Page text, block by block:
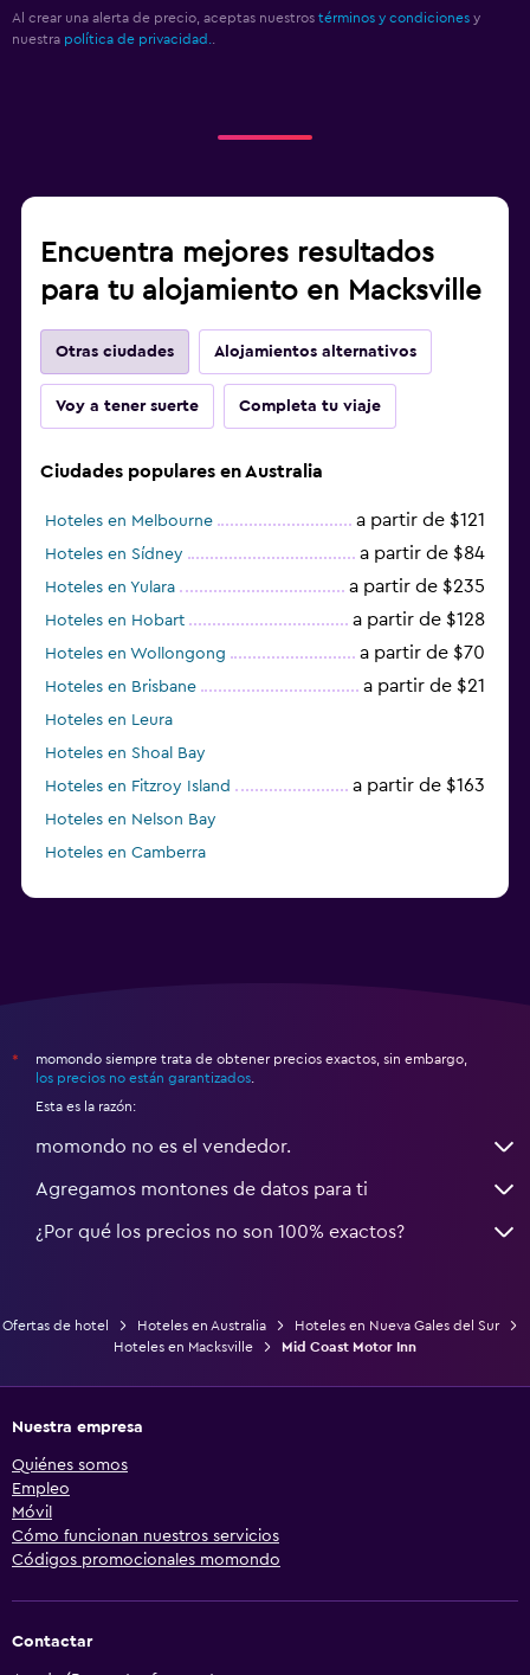
Al crear una alerta de precio, aceptas nuestros términos y condiciones y
nuestra política de privacidad.
Encuentra mejores resultados
para tu alojamiento en Macksville
Otras ciudades Alojamientos alternativos
Voy a tener suerte Completa tu viaje
Ciudades populares en Australia
Hoteles en Melbourne a partir de $121
Hoteles en Sídney a partir de $84
Hoteles en Yulara a partir de $235
Hoteles en Hobart a partir de $128
Hoteles en Wollongong a partir de $70
Hoteles en Brisbane a partir de $21
Hoteles en Leura
Hoteles en Shoal Bay
Hoteles en Fitzroy Island
a partir de $163
Hoteles en Nelson Bay
Hoteles en Camberra
*
momondo siempre trata de obtener precios exactos, sin embargo,
los precios no están garantizados
Esta es la razón:
momondo no es el vendedor.
Agregamos montones de datos para ti
¿Por qué los precios no son 100% exactos?
Ofertas de hotel Hoteles en Australia
Hoteles en Nueva Gales del Sur
Hoteles en Macksville
Mid Coast Motor Inn
Nuestra empresa
Quiénes somos
Empleo
Móvil
Cómo funcionan nuestros servicios
Códigos promocionales momondo
Contactar